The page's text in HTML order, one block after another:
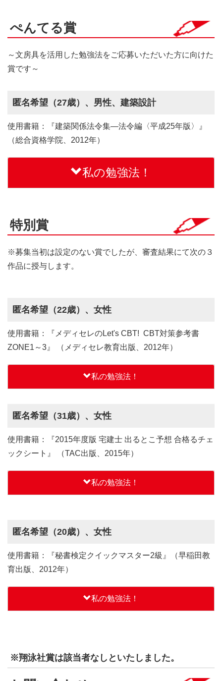
ぺんてる賞
～文房具を活用した勉強法をご応募いただいた方に向けた
賞です～
匿名希望（27歳）、男性、建築設計
使用書籍：『建築関係法令集―法令編〈平成25年版〉』
（総合資格学院、2012年）
私の勉強法！
特別賞
※募集当初は設定のない賞でしたが、審査結果にて次の３
作品に授与します。
匿名希望（22歳）、女性
使用書籍：『メディセレのLet's CBT! CBT対策参考書
ZONE1～3』 （メディセレ教育出版、2012年）
私の勉強法！
匿名希望（31歳）、女性
使用書籍：『2015年度版 宅建士 出るとこ予想 合格るチェ
ックシート』 （TAC出版、2015年）
私の勉強法！
匿名希望（20歳）、女性
使用書籍：『秘書検定クイックマスター2級』（早稲田教
育出版、2012年）
私の勉強法！
※翔泳社賞は該当者なしといたしました。